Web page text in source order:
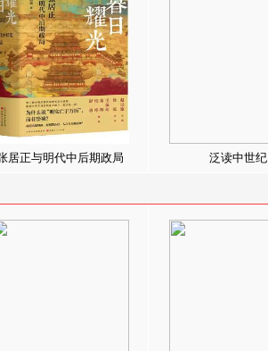
居正与明代中后期政局 泛读中世纪